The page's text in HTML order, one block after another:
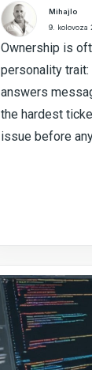
Mihajlo
9. kolovoza
Ownership is
personality
answers
the hardest
issue before